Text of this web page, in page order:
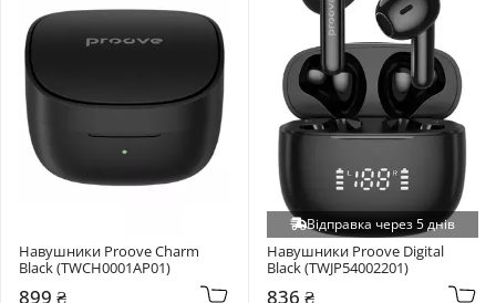
Навушники Proove Charm
Black (TWCH0001AP01)
899 ₴
Відправка через 5 днів
Навушники Proove Digital
Black (TWJP54002201)
836 ₴